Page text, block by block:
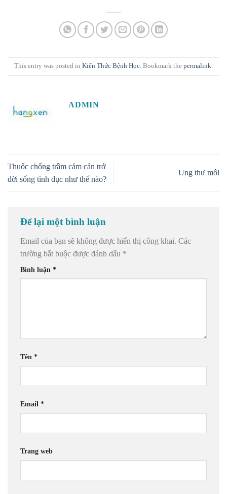
This entry was posted in Kiến Thức Bệnh Học. Bookmark the permalink.
ADMIN
Thuốc chống trầm cảm cản trở
đời sống tình dục như thế nào?
Ung thư môi
Để lại một bình luận
Email của bạn sẽ không được hiển thị công khai. Các
trường bắt buộc được đánh dấu *
Bình luận *
Tên *
Email *
Trang web